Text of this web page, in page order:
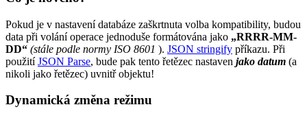
Pokud je v nastavení databáze zaškrtnuta volba kompatibility, budou
data při volání operace jednoduše formátována jako „RRRR-MM-
DD“ (stále podle normy ISO 8601 ). JSON stringify příkazu. Při
použitíJSON Parse, bude pak tento řetězec nastaven jako datum (a
nikoli jako řetězec) uvnitř objektu!
Dynamická změna režimu